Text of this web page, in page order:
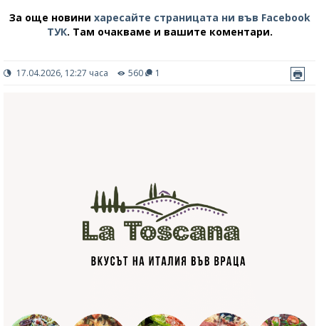
За още новини харесайте страницата ни във Facebook
ТУК. Там очакваме и вашите коментари.
17.04.2026, 12:27 часа 560 1